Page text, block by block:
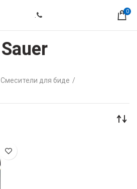
0
Sauer
Смесители для биде